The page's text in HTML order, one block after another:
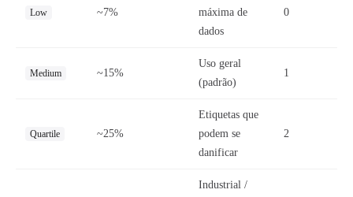
Low ~7%
máxima de
dados
0
Medium ~15%
Uso geral
(padrão)
1
Quartile ~25%
Etiquetas que
podem se
danificar
2
Industrial /